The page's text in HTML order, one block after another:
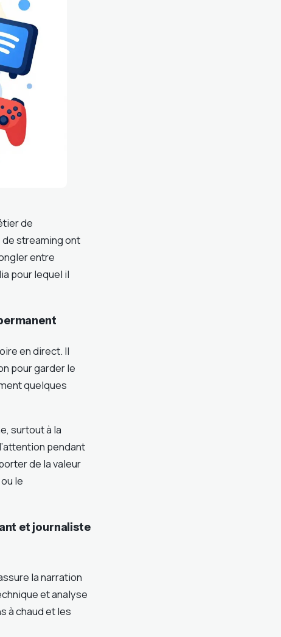
de
streaming ont
entre
pour lequel il
en direct. Il
pour garder le
quelques
surtout à la
pendant
de la valeur
le
et journaliste
la narration
et analyse
à chaud et les